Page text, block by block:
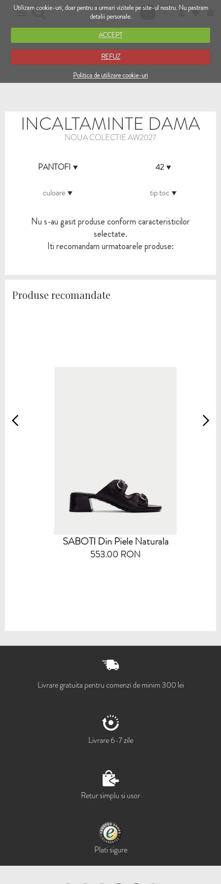
Utilizam cookie-uri, doar pentru a urmari vizitele pe site-ul nostru. Nu pastram
detalii personale.
ACCEPT
REFUZ
Politica de utilizare cookie-uri
RO EN
INCALTAMINTE DAMA
NOUA COLECTIE AW2027
PANTOFI 42
culoare tip toc
Nu s-au gasit produse conform caracteristicilor
selectate.
Iti recomandam urmatoarele produse:
Produse recomandate
SABOTI Din Piele Naturala
553.00 RON
Livrare gratuita pentru comenzi de minim 300 lei
Livrare 6-7 zile
Retur simplu si usor
Plati sigure